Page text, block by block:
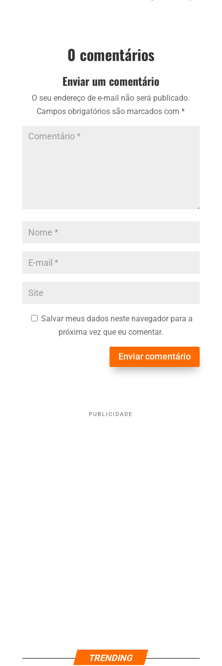
0 comentários
Enviar um comentário
O seu endereço de e-mail não será publicado.
Campos obrigatórios são marcados com*
Salvar meus dados neste navegador para a
próxima vez que eu comentar.
Enviar comentário
PUBLICIDADE
TRENDING